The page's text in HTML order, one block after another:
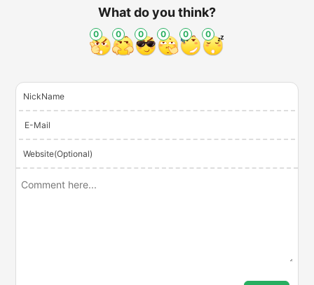
What do you think?
0 0 0 0 0 0
NickName
E-Mail
Website(Optional)